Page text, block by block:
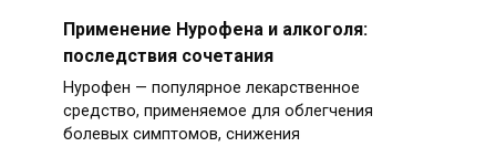
Применение Нурофена и алкоголя:
последствия сочетания
Нурофен — популярное лекарственное
средство, применяемое для облегчения
болевых симптомов, снижения